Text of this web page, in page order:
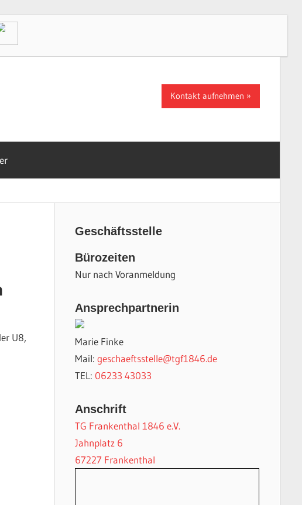
Kontakt aufnehmen
U8,
Geschäftsstelle
Bürozeiten
Nur nach Voranmeldung
Ansprechpartnerin
Marie Finke
Mail: geschaeftsstelle@tgf1846.de
TEL: 06233 43033
Anschrift
TG Frankenthal 1846 e.V.
Jahnplatz 6
67227 Frankenthal